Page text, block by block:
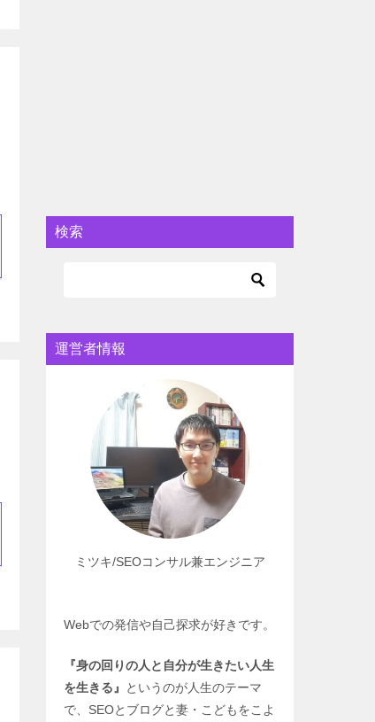
検索
運営者情報
ミツキ/SEOコンサル兼エンジニア
Webでの発信や自己探求が好きです。
『身の回りの人と自分が生きたい人生
を生きる』
というのが人生のテーマ
で、SEOとブログと妻・こどもをこよ